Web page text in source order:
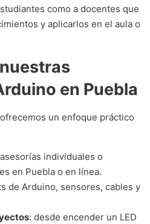
como a docentes que
y aplicarlos en el aula o
en Puebla
ofrecemos un enfoque práctico
individuales o
en Puebla o en línea.
de Arduino, sensores, cables y
: desde encender un LED